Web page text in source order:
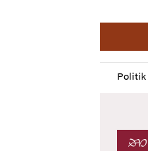
Politik
Profil
öffnen
Daz
Pur